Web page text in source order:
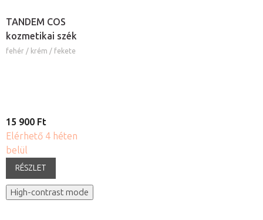
TANDEM COS
kozmetikai szék
fehér / krém / fekete
15 900 Ft
Elérhető 4 héten
belül
RÉSZLET
High-contrast mode